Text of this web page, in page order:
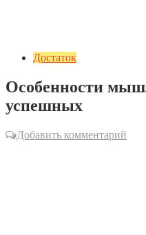
Достаток
Особенности
успешных
Добавить комментарий